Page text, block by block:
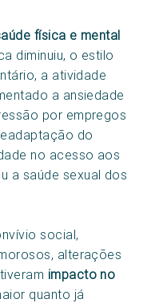
física e mental
diminuiu, o estilo
a atividade
a ansiedade
por empregos
do
no acesso aos
a saúde sexual dos
social,
alterações
impacto no
quanto já